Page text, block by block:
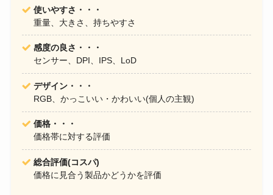
使いやすさ・・・
重量、大きさ、持ちやすさ
感度の良さ・・・
センサー、DPI、IPS、LoD
デザイン・・・
RGB、かっこいい・かわいい(個人の主観)
価格・・・
価格帯に対する評価
総合評価(コスパ)
価格に見合う製品かどうかを評価